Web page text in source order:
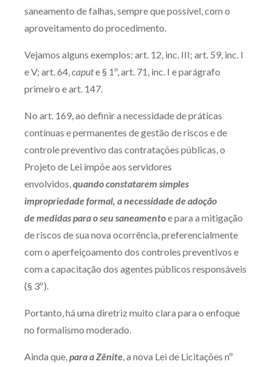
Capacitação
Zênite in Company
Diferenciais
Receba por RSS
Av. Sete de Setembro, 4698
Batel Curitiba/PR CEP80240-000
saneamento de falhas, sempre que possível, com o
aproveitamento do procedimento.
Vejamos alguns exemplos: art. 12, inc. III; art. 59, inc. I
e V; art. 64,capute § 1º, art. 71, inc. I e parágrafo
primeiro e art. 147.
No art. 169, ao definir a necessidade de práticas
contínuas e permanentes de gestão de riscos e de
controle preventivo das contratações públicas, o
Projeto de Lei impõe aos servidores
envolvidos,quando constatarem simples
impropriedade formal, a necessidade de adoção
de medidas para o seu saneamentoe para a mitigação
de riscos de sua nova ocorrência, preferencialmente
com o aperfeiçoamento dos controles preventivos e
com a capacitação dos agentes públicos responsáveis
(§ 3º).
Portanto, há uma diretriz muito clara para o enfoque
no formalismo moderado.
Ainda que,para a Zênite, a nova Lei de Licitações nº